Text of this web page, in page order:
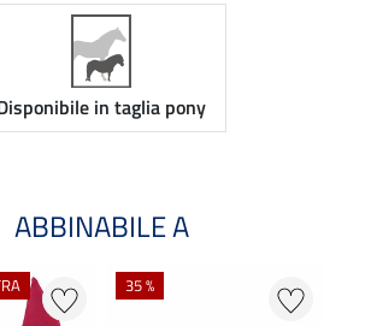
in taglia pony
ABBINABILE A
35 %